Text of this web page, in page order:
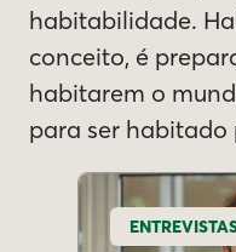
habitabilidade.
conceito, é
habitarem o
para ser habitado